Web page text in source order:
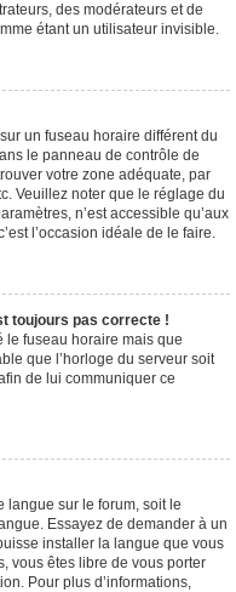
des modérateurs et de
étant un utilisateur invisible.
un fuseau horaire différent du
le panneau de contrôle de
votre zone adéquate, par
Veuillez noter que le réglage du
n’est accessible qu’aux
l’occasion idéale de le faire.
toujours pas correcte !
le fuseau horaire mais que
que l’horloge du serveur soit
de lui communiquer ce
langue sur le forum, soit le
Essayez de demander à un
installer la langue que vous
vous êtes libre de vous porter
Pour plus d’informations,